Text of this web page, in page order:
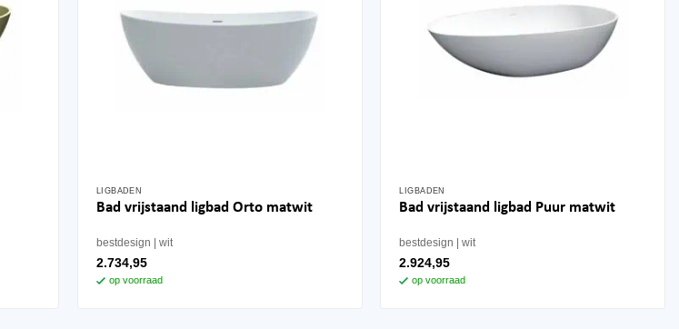
LIGBADEN
Bad vrijstaand ligbad Orto matwit
bestdesign wit
2.734,95
op voorraad
LIGBADEN
Bad vrijstaand ligbad Puur matwit
bestdesign wit
2.924,95
op voorraad